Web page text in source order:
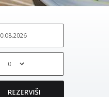
REZERVIŠI